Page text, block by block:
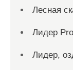
Лесная
Лидер Pro
Лидер,